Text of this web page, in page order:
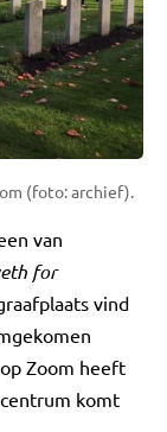
(foto: archief).
van
for
vind
Zoom heeft
komt